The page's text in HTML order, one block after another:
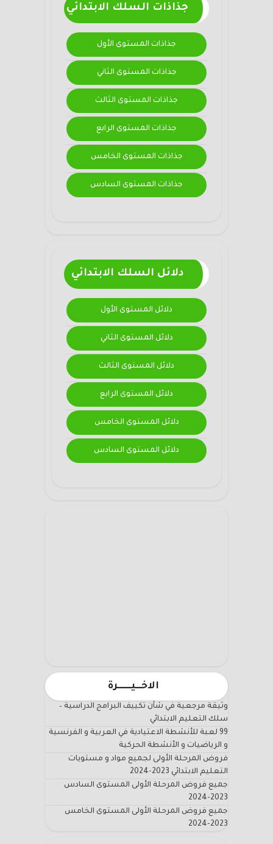
جذاذات السلك الابتدائي
جذاذات المستوى الأول
جذاذات المستوى الثاني
جذاذات المستوى الثالث
جذاذات المستوى الرابع
جذاذات المستوى الخامس
جذاذات المستوى السادس
دلائل السلك الابتدائي
دلائل المستوى الأول
دلائل المستوى الثاني
دلائل المستوى الثالث
دلائل المستوى الرابع
دلائل المستوى الخامس
دلائل المستوى السادس
الاخـــيـــــــرة
وثيقة مرجعية في شأن تكييف البرامج الدراسية –
سلك التعليم الابتدائي
99 لعبة للأنشطة الاعتيادية في العربية و الفرنسية
و الرياضيات و الأنشطة الحركية
فروض المرحلة الأولى لجميع مواد و مستويات
التعليم الابتدائي 2023-2024
جميع فروض المرحلة الأولى المستوى السادس
2023-2024
جميع فروض المرحلة الأولى المستوى الخامس
2023-2024